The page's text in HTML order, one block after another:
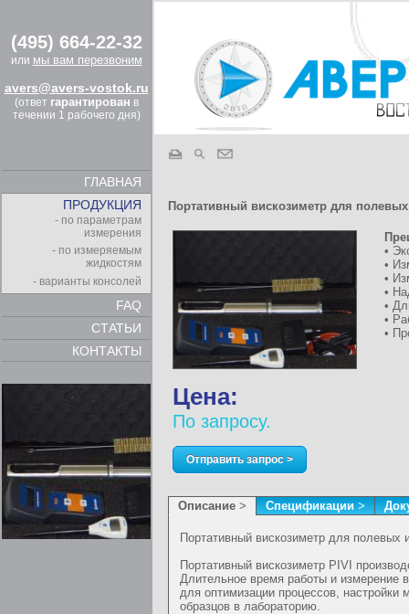
(495) 664-22-32
или мы вам перезвоним
avers@avers-vostok.ru
(ответ гарантирован в
течении 1 рабочего дня)
ГЛАВНАЯ
ПРОДУКЦИЯ
- по параметрам
измерения
- по измеряемым
жидкостям
- варианты консолей
FAQ
СТАТЬИ
КОНТАКТЫ
Портативный вискозиметр для
Цена:
По запросу.
Отправить запрос >
•
•
•
•
•
•
•
Описание > Спецификации>
Портативный вискозиметр для полевых
Портативный вискозиметр PIVI
Длительное время работы и измерение
для оптимизации процессов,
образцов в лабораторию.